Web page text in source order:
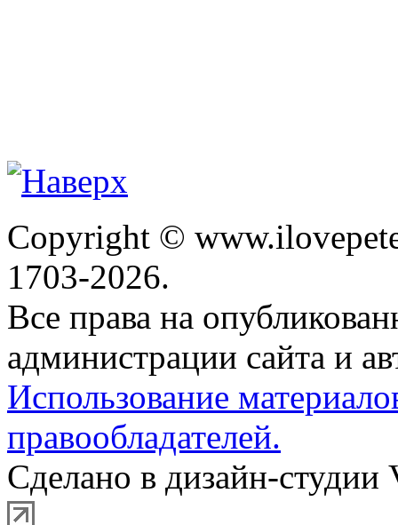
Copyright ©
1703-2026.
Все права на
администрации сайта и
Использование
правообладателей.
Сделано в дизайн-студии